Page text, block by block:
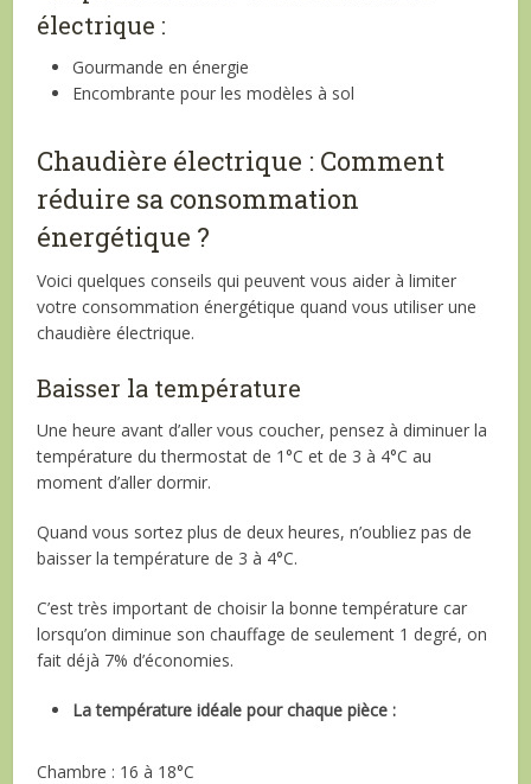
électrique :
Gourmande en énergie
Encombrante pour les modèles à sol
Chaudière électrique : Comment
réduire sa consommation
énergétique ?
Voici quelques conseils qui peuvent vous aider à limiter
votre consommation énergétique quand vous utiliser une
chaudière électrique.
Baisser la température
Une heure avant d’aller vous coucher, pensez à diminuer la
température du thermostat de 1°C et de 3 à 4°C au
moment d’aller dormir.
Quand vous sortez plus de deux heures, n’oubliez pas de
baisser la température de 3 à 4°C.
C’est très important de choisir la bonne température car
lorsqu’on diminue son chauffage de seulement 1 degré, on
fait déjà 7% d’économies.
La température idéale pour chaque pièce :
Chambre : 16 à 18°C